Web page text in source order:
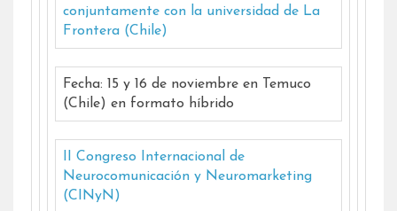
conjuntamente con la universidad de La
Frontera (Chile)
Fecha: 15 y 16 de noviembre en Temuco
(Chile) en formato híbrido
II Congreso Internacional de
Neurocomunicación y Neuromarketing
(CINyN)